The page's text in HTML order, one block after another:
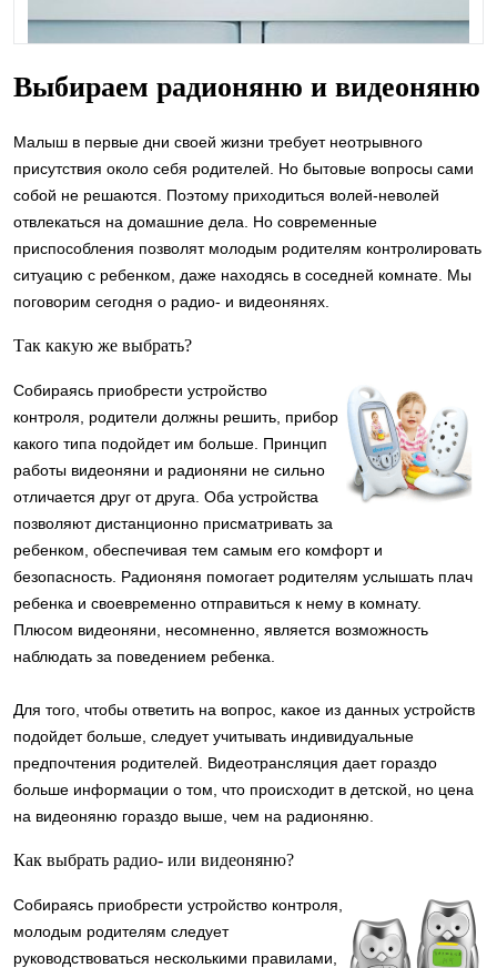
Выбираем радионяню и видеоняню
Малыш в первые дни своей жизни требует неотрывного
присутствия около себя родителей. Но бытовые вопросы сами
собой не решаются. Поэтому приходиться волей-неволей
отвлекаться на домашние дела. Но современные
приспособления позволят молодым родителям контролировать
ситуацию с ребенком, даже находясь в соседней комнате. Мы
поговорим сегодня о радио- и видеонянях.
Так какую же выбрать?
Собираясь приобрести устройство
контроля, родители должны решить, прибор
какого типа подойдет им больше. Принцип
работы видеоняни и радионяни не сильно
отличается друг от друга. Оба устройства
позволяют дистанционно присматривать за
ребенком, обеспечивая тем самым его комфорт и
безопасность. Радионяня помогает родителям услышать плач
ребенка и своевременно отправиться к нему в комнату.
Плюсом видеоняни, несомненно, является возможность
наблюдать за поведением ребенка.
Для того, чтобы ответить на вопрос, какое из данных устройств
подойдет больше, следует учитывать индивидуальные
предпочтения родителей. Видеотрансляция дает гораздо
больше информации о том, что происходит в детской, но цена
на видеоняню гораздо выше, чем на радионяню.
Как выбрать радио- или видеоняню?
Собираясь приобрести устройство контроля,
молодым родителям следует
руководствоваться несколькими правилами,